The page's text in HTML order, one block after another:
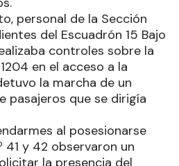
personal de la Sección
del Escuadrón 15 Bajo
controles sobre la
en el acceso a la
la marcha de un
pasajeros que se dirigía
al posesionarse
41 y 42 observaron un
la presencia del